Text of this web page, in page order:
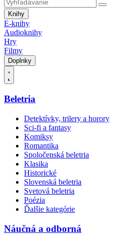
Knihy
E-knihy
Audioknihy
Hry
Filmy
Doplnky
Beletria
Detektívky, trilery a horory
Sci-fi a fantasy
Komiksy
Romantika
Spoločenská beletria
Klasika
Historické
Slovenská beletria
Svetová beletria
Poézia
Ďalšie kategórie
Náučná a odborná